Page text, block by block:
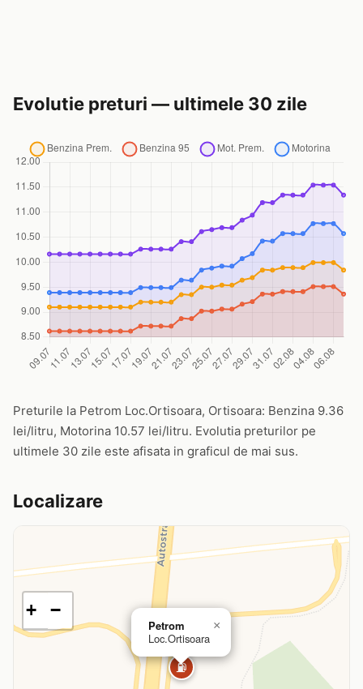
Evolutie preturi — ultimele 30 zile
Preturile la Petrom Loc.Ortisoara, Ortisoara: Benzina 9.36
lei/litru, Motorina 10.57 lei/litru. Evolutia preturilor pe
ultimele 30 zile este afisata in graficul de mai sus.
Localizare
⛽
Petrom
Loc.Ortisoara
×
+ −